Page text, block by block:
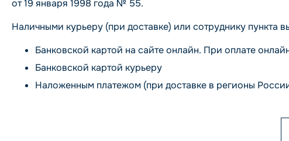
от 19 января 1998 года № 55.
Наличными курьеру (при доставке) или сотруднику пункта
Банковской картой на сайте онлайн. При оплате
Банковской картой курьеру
Наложенным платежом (при доставке в регионы